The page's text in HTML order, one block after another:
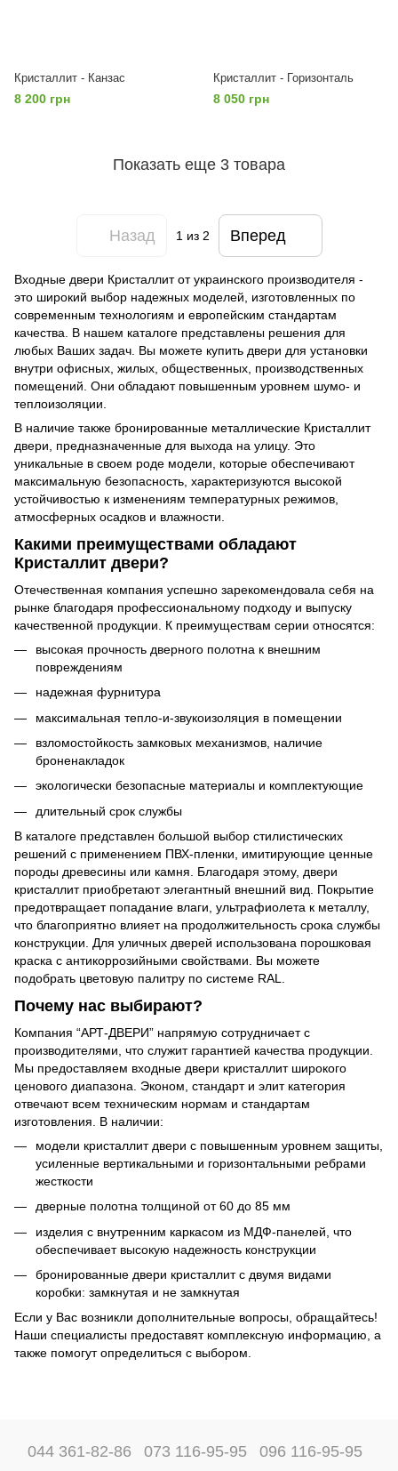
Кристаллит - Канзас
8 200 грн
Кристаллит - Горизонталь
8 050 грн
Показать еще 3 товара
Назад 1из 2 Вперед
Входные двери Кристаллит от украинского производителя -
это широкий выбор надежных моделей, изготовленных по
современным технологиям и европейским стандартам
качества. В нашем каталоге представлены решения для
любых Ваших задач. Вы можете купить двери для установки
внутри офисных, жилых, общественных, производственных
помещений. Они обладают повышенным уровнем шумо- и
теплоизоляции.
В наличие также бронированные металлические Кристаллит
двери, предназначенные для выхода на улицу. Это
уникальные в своем роде модели, которые обеспечивают
максимальную безопасность, характеризуются высокой
устойчивостью к изменениям температурных режимов,
атмосферных осадков и влажности.
Какими преимуществами обладают
Кристаллит двери?
Отечественная компания успешно зарекомендовала себя на
рынке благодаря профессиональному подходу и выпуску
качественной продукции. К преимуществам серии относятся:
высокая прочность дверного полотна к внешним
повреждениям
надежная фурнитура
максимальная тепло-и-звукоизоляция в помещении
взломостойкость замковых механизмов, наличие
броненакладок
экологически безопасные материалы и комплектующие
длительный срок службы
В каталоге представлен большой выбор стилистических
решений с применением ПВХ-пленки, имитирующие ценные
породы древесины или камня. Благодаря этому, двери
кристаллит приобретают элегантный внешний вид. Покрытие
предотвращает попадание влаги, ультрафиолета к металлу,
что благоприятно влияет на продолжительность срока службы
конструкции. Для уличных дверей использована порошковая
краска с антикоррозийными свойствами. Вы можете
подобрать цветовую палитру по системе RAL.
Почему нас выбирают?
Компания “АРТ-ДВЕРИ” напрямую сотрудничает с
производителями, что служит гарантией качества продукции.
Мы предоставляем входные двери кристаллит широкого
ценового диапазона. Эконом, стандарт и элит категория
отвечают всем техническим нормам и стандартам
изготовления. В наличии:
модели кристаллит двери с повышенным уровнем защиты,
усиленные вертикальными и горизонтальными ребрами
жесткости
дверные полотна толщиной от 60 до 85 мм
изделия с внутренним каркасом из МДФ-панелей, что
обеспечивает высокую надежность конструкции
бронированные двери кристаллит с двумя видами
коробки: замкнутая и не замкнутая
Если у Вас возникли дополнительные вопросы, обращайтесь!
Наши специалисты предоставят комплексную информацию, а
также помогут определиться с выбором.
044 361-82-86 073 116-95-95 096 116-95-95